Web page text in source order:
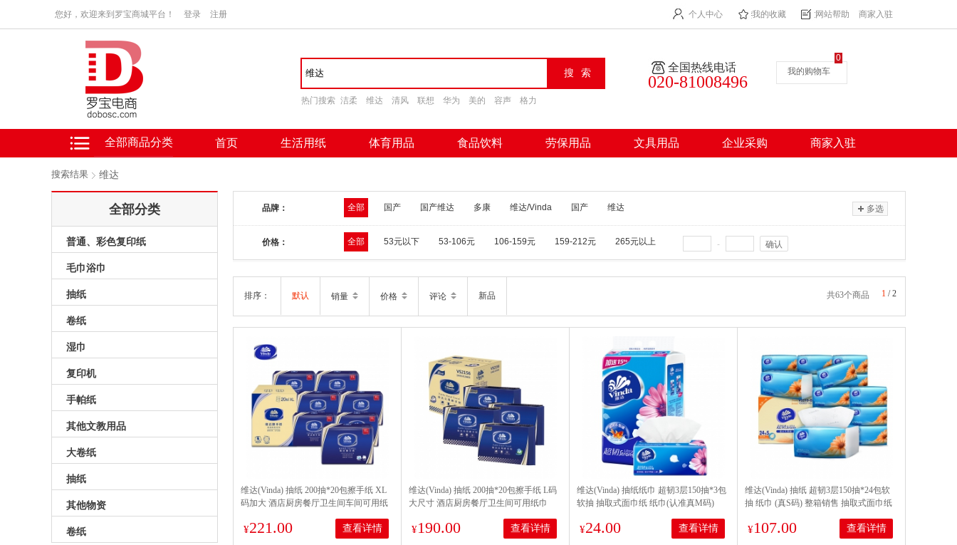
您好，欢迎来到罗宝商城平台！ 登录 注册 个人中心 我的收藏 网站帮助 商家入驻
热门搜索 洁柔 维达 清风 联想 华为 美的 容声 格力
全国热线电话
020-81008496
我的购物车
0
全部商品分类 首页 生活用纸 体育用品 食品饮料 劳保用品 文具用品 企业采购 商家入驻
搜索结果 维达
全部分类
普通、彩色复印纸
毛巾浴巾
抽纸
卷纸
湿巾
复印机
手帕纸
其他文教用品
大卷纸
抽纸
其他物资
卷纸
品牌： 全部 国产 国产维达 多康 维达/Vinda 国产 维达 多选
价格： 全部 53元以下 53-106元 106-159元 159-212元 265元以上 - 确认
排序： 默认 销量 价格 评论 新品 共63个商品 1 /2
维达(Vinda) 抽纸 200抽*20包擦手纸 XL
码加大 酒店厨房餐厅卫生间车间可用纸
¥221.00 查看详情
维达(Vinda) 抽纸 200抽*20包擦手纸 L码
大尺寸 酒店厨房餐厅卫生间可用纸巾
¥190.00 查看详情
维达(Vinda) 抽纸纸巾 超韧3层150抽*3包
软抽 抽取式面巾纸 纸巾(认准真M码)
¥24.00 查看详情
维达(Vinda) 抽纸 超韧3层150抽*24包软
抽 纸巾 (真S码) 整箱销售 抽取式面巾纸
¥107.00 查看详情